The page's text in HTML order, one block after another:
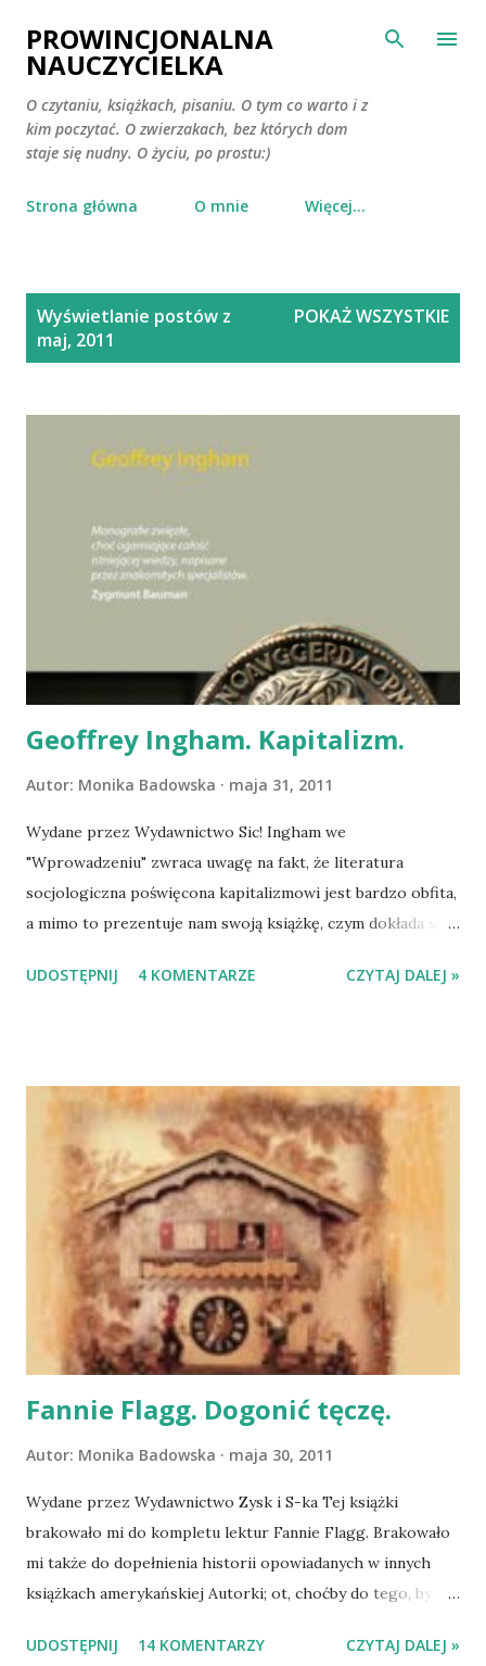
Przejdź do głównej zawartości
PROWINCJONALNA
NAUCZYCIELKA
O czytaniu, książkach, pisaniu. O tym co warto i z
kim poczytać. O zwierzakach, bez których dom
staje się nudny. O życiu, po prostu:)
Strona główna O mnie Więcej…
Wyświetlanie postów z
maj, 2011
POKAŻ WSZYSTKIE
Geoffrey Ingham. Kapitalizm.
Autor: Monika Badowska maja 31, 2011
Wydane przez Wydawnictwo Sic! Ingham we
"Wprowadzeniu" zwraca uwagę na fakt, że literatura
socjologiczna poświęcona kapitalizmowi jest bardzo obfita,
a mimo to prezentuje nam swoją książkę, czym dokłada się
kapitalizmie? Ingham wyjaśnia, że to, co zamierza
Ingham chce bowiem skupić się na klasycznej,
socjologicznej problematyce, czyli na naturze kapitalizmu.
Ta natura to fundamentalne elementy kapitalizmu
postrzegane jako całość, ale też wzajemne tychże
elementów powiązania. Książka wyraźnie dzieli się na dwie
części. W części pierwszej Ingham przedstawia idee
najważniejszych teoretyków, a ci najwięksi to, wedle
Inghama, A. Smith, K. Marks, M. Weber, J. Schumpeter oraz
J. M. Keynes. Na początku każdego rozdziału, przy
nazwisku omawianej postaci, Ingham daje...
UDOSTĘPNIJ 4 KOMENTARZE CZYTAJ DALEJ »
Fannie Flagg. Dogonić tęczę.
Autor: Monika Badowska maja 30, 2011
Wydane przez Wydawnictwo Zysk i S-ka Tej książki
brakowało mi do kompletu lektur Fannie Flagg. Brakowało
mi także do dopełnienia historii opowiadanych w innych
książkach amerykańskiej Autorki; ot, choćby do tego, by
że kolejny raz dałam się porwać opowieści Fannie Flagg,
UDOSTĘPNIJ 14 KOMENTARZY CZYTAJ DALEJ »